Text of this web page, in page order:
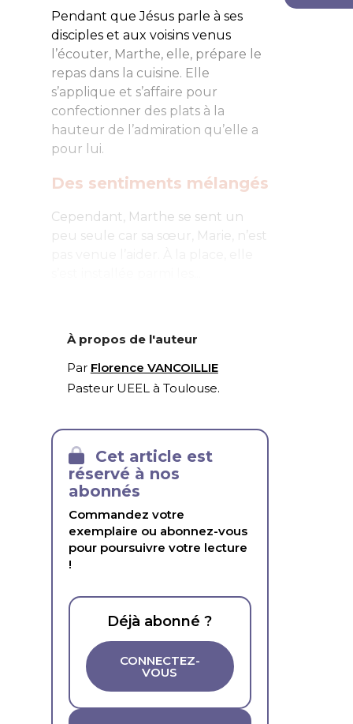
Pendant que Jésus parle à ses
disciples et aux voisins venus
l’écouter, Marthe, elle, prépare le
repas dans la cuisine. Elle
s’applique et s’affaire pour
confectionner des plats à la
hauteur de l’admiration qu’elle a
pour lui.
Des sentiments mélangés
Cependant, Marthe se sent un
peu seule car sa sœur, Marie, n’est
À propos de l'auteur
Par Florence VANCOILLIE
Pasteur UEEL à Toulouse.
Cet article est
réservé à nos
abonnés
Commandez votre
exemplaire ou abonnez-vous
pour poursuivre votre lecture
!
Déjà abonné ?
CONNECTEZ-
VOUS